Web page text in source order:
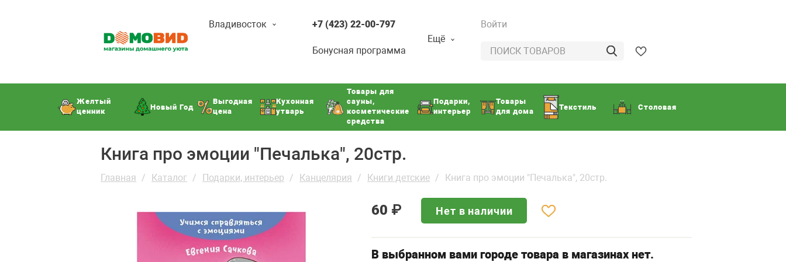
Владивосток +7 (423) 22-00-797
Бонусная программа
Ещё
Войти
Желтый
ценник
Новый Год
Выгодная
цена
Кухонная
утварь
Товары для
сауны,
косметические
средства
Подарки,
интерьер
Товары
для дома
Текстиль Столовая
Книга про эмоции "Печалька", 20стр.
Главная Каталог Подарки, интерьер Канцелярия Книги детские Книга про эмоции "Печалька", 20стр.
60 ₽ Нет в наличии
В выбранном вами городе товара в магазинах нет.